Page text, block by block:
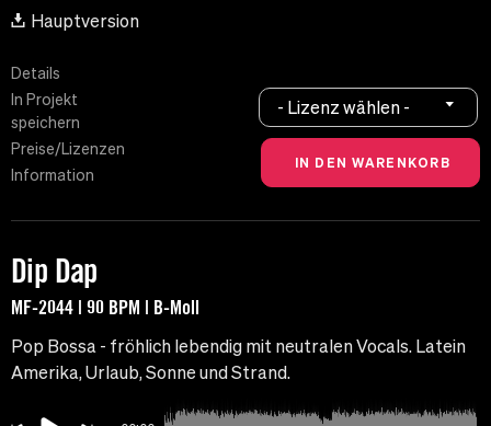
Hauptversion
Details
In Projekt
speichern
Preise/Lizenzen
Information
- Lizenz wählen -
Dip Dap
MF-2044 | 90 BPM | B-Moll
Pop Bossa - fröhlich lebendig mit neutralen Vocals. Latein
Amerika, Urlaub, Sonne und Strand.